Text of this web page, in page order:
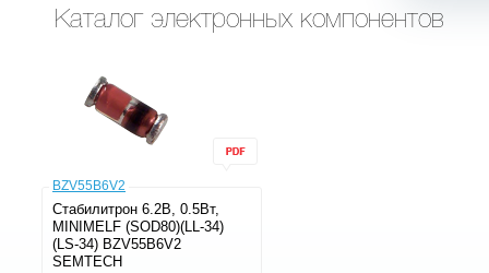
Каталог электронных компонентов
BZV55B6V2
Стабилитрон 6.2В, 0.5Вт,
MINIMELF (SOD80)(LL-34)
(LS-34) BZV55B6V2
SEMTECH